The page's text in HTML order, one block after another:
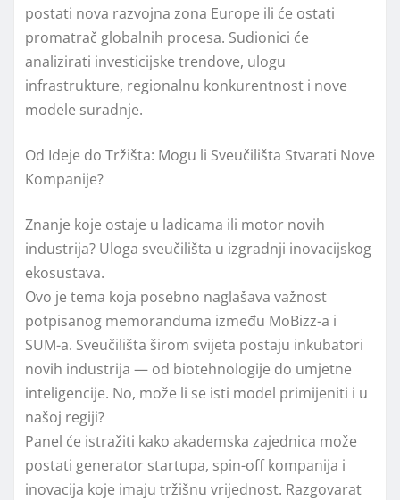
postati nova razvojna zona Europe ili će ostati
promatrač globalnih procesa. Sudionici će
analizirati investicijske trendove, ulogu
infrastrukture, regionalnu konkurentnost i nove
modele suradnje.
Od Ideje do Tržišta: Mogu li Sveučilišta Stvarati Nove
Kompanije?
Znanje koje ostaje u ladicama ili motor novih
industrija? Uloga sveučilišta u izgradnji inovacijskog
ekosustava.
Ovo je tema koja posebno naglašava važnost
potpisanog memoranduma između MoBizz-a i
SUM-a. Sveučilišta širom svijeta postaju inkubatori
novih industrija — od biotehnologije do umjetne
inteligencije. No, može li se isti model primijeniti i u
našoj regiji?
Panel će istražiti kako akademska zajednica može
postati generator startupa, spin-off kompanija i
inovacija koje imaju tržišnu vrijednost. Razgovarat